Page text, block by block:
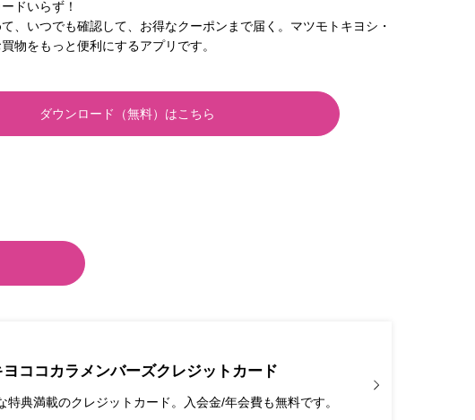
ドいらず！
、いつでも確認して、お得なクーポンまで届く。マツモトキヨシ・
物をもっと便利にするアプリです。
ダウンロード（無料）はこちら
ヨココカラメンバーズクレジットカード
特典満載のクレジットカード。入会金/年会費も無料です。